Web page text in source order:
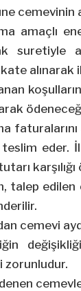
cemevinin
amaçlı
suretiyle
alınarak
eder.
talep
cemevi
zorunludur.